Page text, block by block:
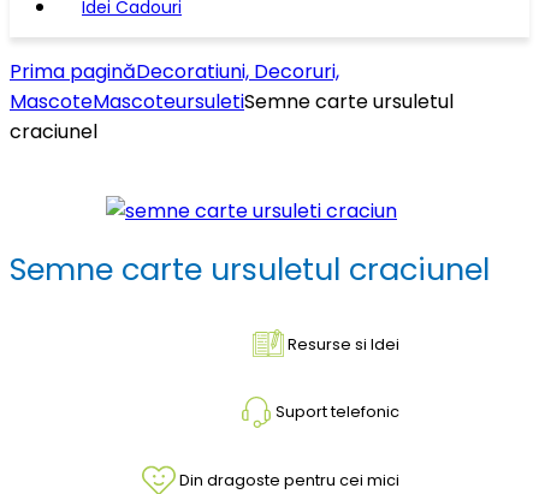
Idei Cadouri
Prima paginăDecoratiuni, Decoruri,
MascoteMascoteursuletiSemne carte ursuletul
craciunel
Semne carte ursuletul craciunel
Resurse si Idei
Suport telefonic
Din dragoste pentru cei mici